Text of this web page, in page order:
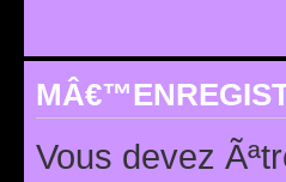
Vous devez